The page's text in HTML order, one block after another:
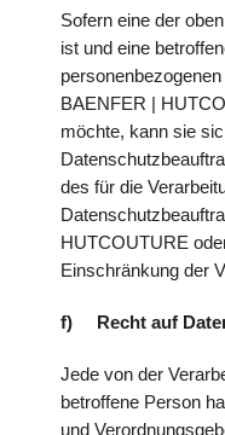
Sofern eine der
ist und eine
BAENFER |
möchte, kann sie
des für die
HUTCOUTURE
Einschränkung der
f) Recht auf
Jede von der
betroffene Person
und